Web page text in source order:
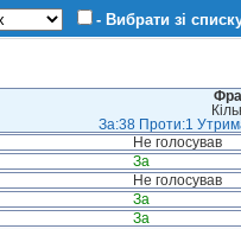
- Вибрати зі
За:38 Проти:1
Не голосував
За
Не голосував
За
За